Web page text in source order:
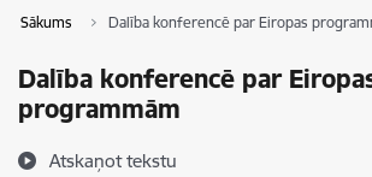
Sākums Dalība konferencē par Eiropas
Dalība konferencē par
programmām
Atskaņot tekstu